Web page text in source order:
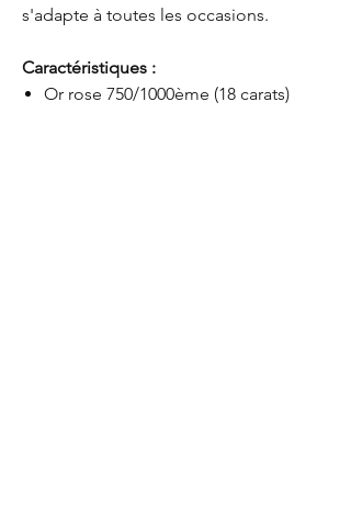
s'adapte à toutes les occasions.
Caractéristiques :
Or rose 750/1000ème (18 carats)